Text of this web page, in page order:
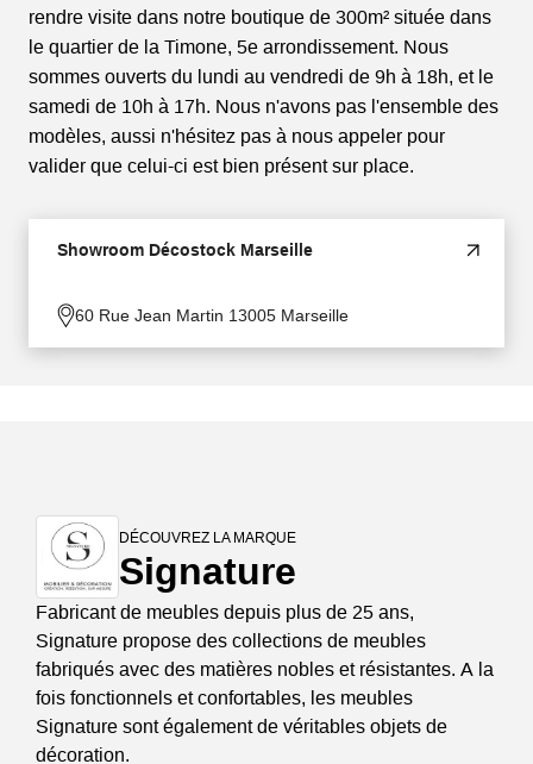
rendre visite dans notre boutique de 300m² située dans
le quartier de la Timone, 5e arrondissement. Nous
sommes ouverts du lundi au vendredi de 9h à 18h, et le
samedi de 10h à 17h. Nous n'avons pas l'ensemble des
modèles, aussi n'hésitez pas à nous appeler pour
valider que celui-ci est bien présent sur place.
Showroom Décostock Marseille
60 Rue Jean Martin 13005 Marseille
DÉCOUVREZ LA MARQUE
Signature
Fabricant de meubles depuis plus de 25 ans,
Signature propose des collections de meubles
fabriqués avec des matières nobles et résistantes. A la
fois fonctionnels et confortables, les meubles
Signature sont également de véritables objets de
décoration.